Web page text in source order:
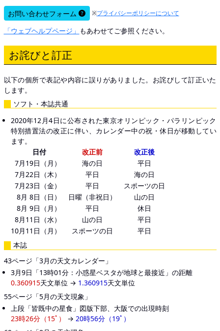
お問い合わせフォーム
※プライバシーポリシーについて
「ウェブヘルプページ」 もあわせてご参照ください。
お詫びと訂正
以下の個所で表記や内容に誤りがありました。お詫びして訂正いた
します。
ソフト・本誌共通
2020年12月4日に公布された東京オリンピック・パラリンピック
特別措置法の改正に伴い、カレンダー中の祝・休日が移動してい
ます。
日付
改正前
改正後
7月19日（月）
海の日
平日
7月22日（木）
平日
海の日
7月23日（金）
平日
スポーツの日
8月 8日（日）
日曜（非祝日）
山の日
8月 9日（月）
平日
休日
8月11日（水）
山の日
平日
10月11日（月）
スポーツの日
平日
本誌
43ページ「3月の天文カレンダー」
3月9日「13時01分：小惑星ベスタが地球と最接近」の距離
0.360915天文単位 → 1.360915天文単位
55ページ「5月の天文現象」
上段「皆既中の星食」図版下部、大阪での出現時刻
23時26分（15ﾟ）
→ 20時56分（19ﾟ）